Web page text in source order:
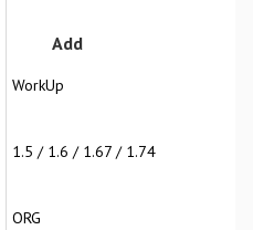
Add
WorkUp
1.5 / 1.6 / 1.67 / 1.74
ORG